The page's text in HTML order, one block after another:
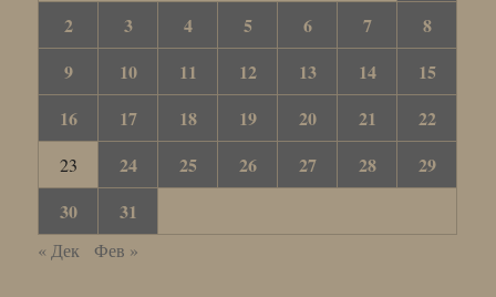
2
3 4 5 6 7
8
9
10 11 12 13 14
15
16
17 18 19 20 21 22
23 24 25 26 27 28
29
30
31
« Дек Фев »